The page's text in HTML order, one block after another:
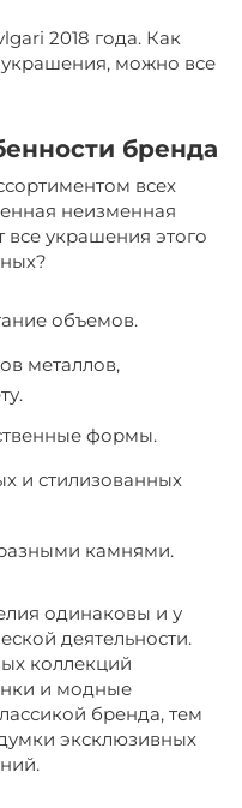
2018 года. Как
можно все
бренда
всех
неизменная
все украшения этого
объемов.
металлов,
формы.
и стилизованных
камнями.
одинаковы и у
деятельности.
коллекций
и модные
бренда, тем
эксклюзивных